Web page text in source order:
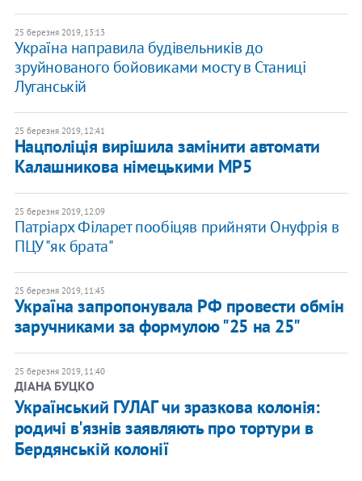
25 березня 2019, 13:13
Україна направила будівельників до
зруйнованого бойовиками мосту в Станиці
Луганській
25 березня 2019, 12:41
Нацполіція вирішила замінити автомати
Калашникова німецькими MP5
25 березня 2019, 12:09
Патріарх Філарет пообіцяв прийняти Онуфрія в
ПЦУ "як брата"
25 березня 2019, 11:45
Україна запропонувала РФ провести обмін
заручниками за формулою "25 на 25"
25 березня 2019, 11:40
ДІАНА БУЦКО
Український ГУЛАГ чи зразкова колонія:
родичі в'язнів заявляють про тортури в
Бердянській колонії